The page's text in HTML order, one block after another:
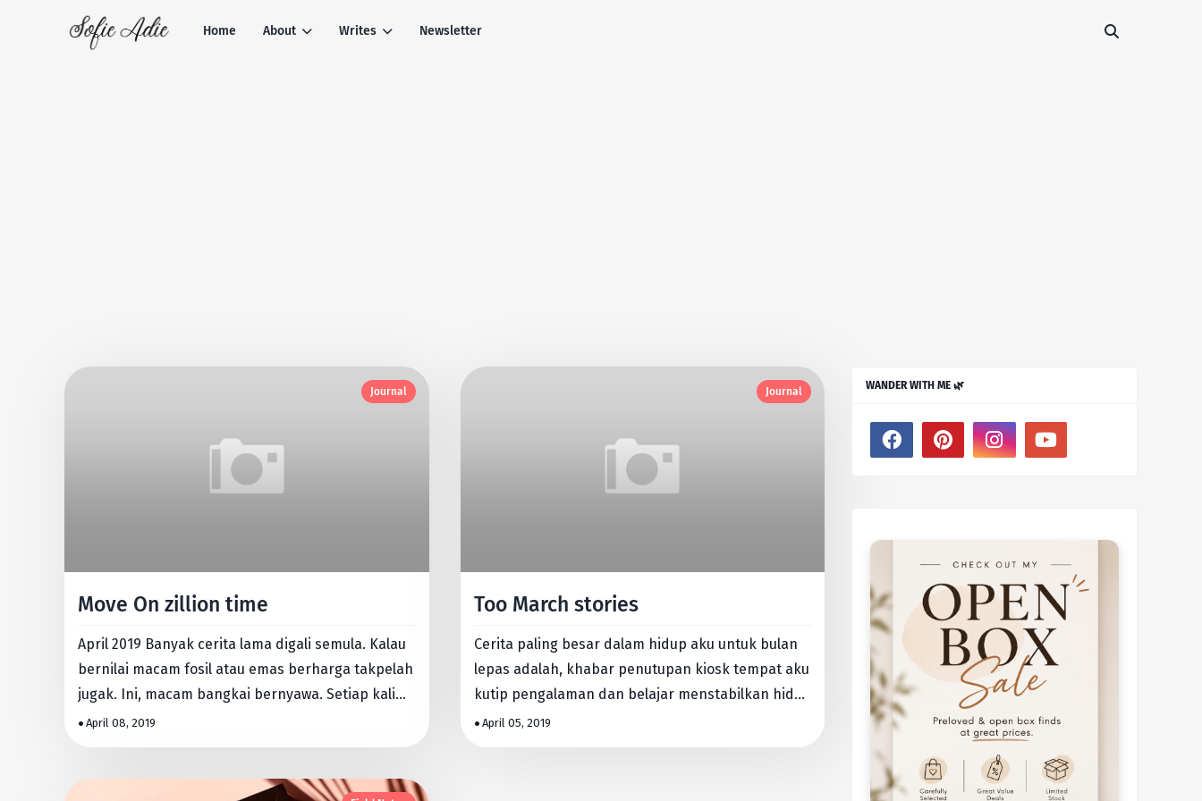
Home About Writes Newsletter
Journal
Move On zillion time
April 2019 Banyak cerita lama digali semula. Kalau
bernilai macam fosil atau emas berharga takpelah
jugak. Ini, macam bangkai bernyawa. Setiap kali
keluar, ber…
April 08, 2019
Journal
Too March stories
Cerita paling besar dalam hidup aku untuk bulan
lepas adalah, khabar penutupan kiosk tempat aku
kutip pengalaman dan belajar menstabilkan hidup
pelbagai sisi. …
April 05, 2019
WANDER WITH ME 🌿